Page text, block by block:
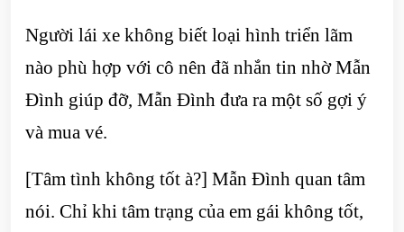
Người lái xe không biết loại hình triển lãm
nào phù hợp với cô nên đã nhắn tin nhờ Mẫn
Đình giúp đỡ, Mẫn Đình đưa ra một số gợi ý
và mua vé.
[Tâm tình không tốt à?] Mẫn Đình quan tâm
nói. Chỉ khi tâm trạng của em gái không tốt,